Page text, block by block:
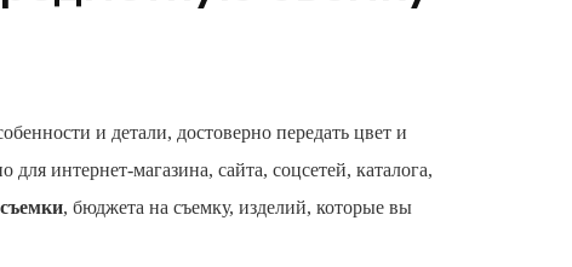
и детали, достоверно передать цвет и
для интернет-магазина, сайта, соцсетей, каталога,
, бюджета на съемку, изделий, которые вы